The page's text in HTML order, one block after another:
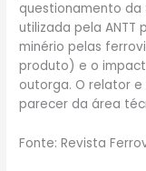
questionamento
utilizada pela
minério pelas
produto) e o
outorga. O relator
parecer da área
Fonte: Revista